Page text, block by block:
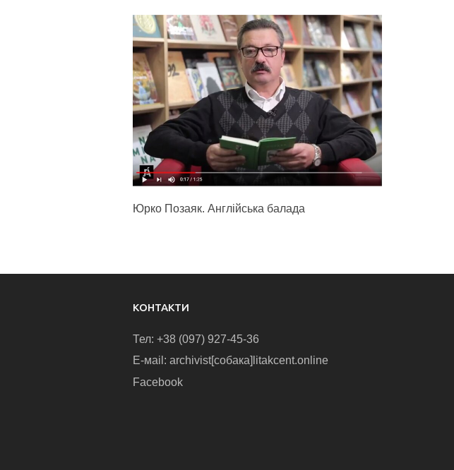
Юрко Позаяк. Англійська балада
КОНТАКТИ
Тел: +38 (097) 927-45-36
E-маіl: archivist[собака]litakcent.online
Facebook